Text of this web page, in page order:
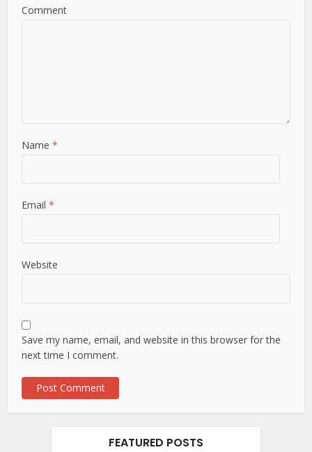
Comment
Name*
Email*
Website
Save my name, email, and website in this browser for the
next time I comment.
FEATURED POSTS